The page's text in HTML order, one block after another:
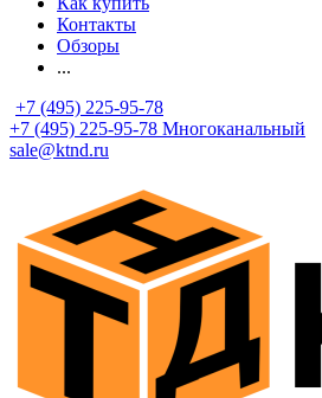
Контакты
Обзоры
...
+7 (495) 225-95-78
+7 (495) 225-95-78 Многоканальный
sale@ktnd.ru